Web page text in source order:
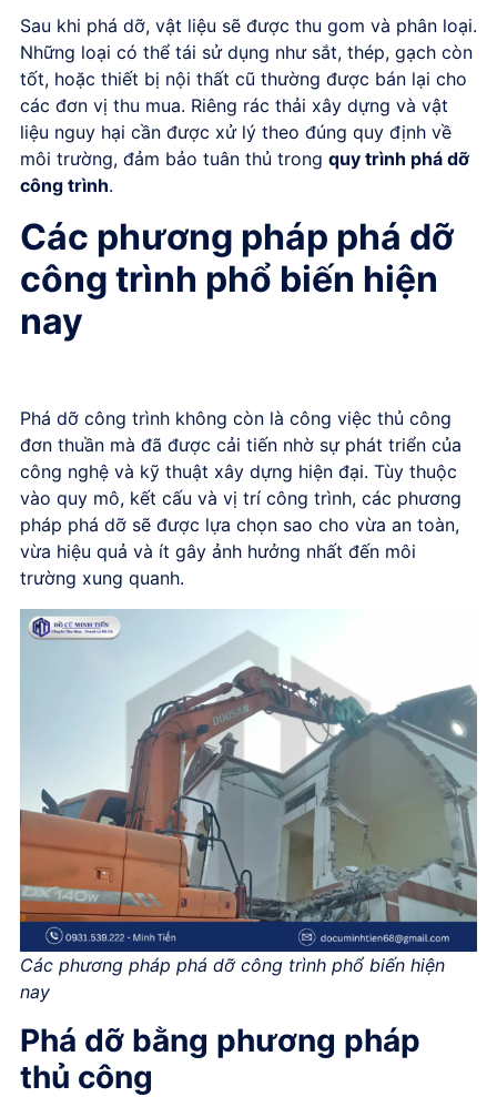
Sau khi phá dỡ, vật liệu sẽ được thu gom và phân loại.
Những loại có thể tái sử dụng như sắt, thép, gạch còn
tốt, hoặc thiết bị nội thất cũ thường được bán lại cho
các đơn vị thu mua. Riêng rác thải xây dựng và vật
liệu nguy hại cần được xử lý theo đúng quy định về
môi trường, đảm bảo tuân thủ trong quy trình phá dỡ
công trình.
Các phương pháp phá dỡ
công trình phổ biến hiện
nay
Phá dỡ công trình không còn là công việc thủ công
đơn thuần mà đã được cải tiến nhờ sự phát triển của
công nghệ và kỹ thuật xây dựng hiện đại. Tùy thuộc
vào quy mô, kết cấu và vị trí công trình, các phương
pháp phá dỡ sẽ được lựa chọn sao cho vừa an toàn,
vừa hiệu quả và ít gây ảnh hưởng nhất đến môi
trường xung quanh.
Các phương pháp phá dỡ công trình phổ biến hiện
nay
Phá dỡ bằng phương pháp
thủ công